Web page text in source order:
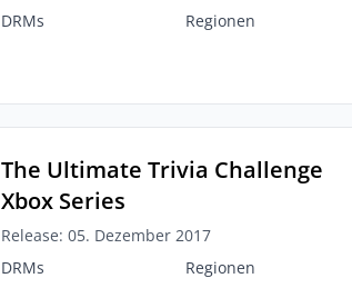
DRMs
Regionen
The Ultimate Trivia Challenge
Xbox Series
Release: 05. Dezember 2017
DRMs
Regionen